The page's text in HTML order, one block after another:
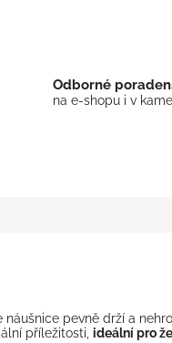
Odborné
na e-shopu i v
náušnice pevně drží a
příležitosti, ideální pro